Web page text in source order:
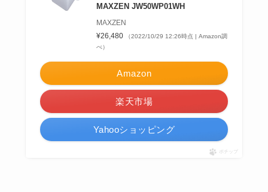
MAXZEN JW50WP01WH
MAXZEN
¥26,480
（2022/10/29 12:26時点 | Amazon調
べ）
Amazon
楽天市場
Yahooショッピング
ポチップ